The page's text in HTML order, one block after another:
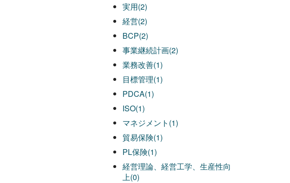
実用(2)
経営(2)
BCP(2)
事業継続計画(2)
業務改善(1)
目標管理(1)
PDCA(1)
ISO(1)
マネジメント(1)
貿易保険(1)
PL保険(1)
経営理論、経営工学、生産性向
上(0)